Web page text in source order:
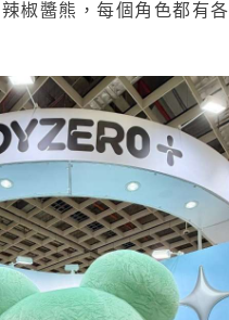
椒醬熊，每個角色都有